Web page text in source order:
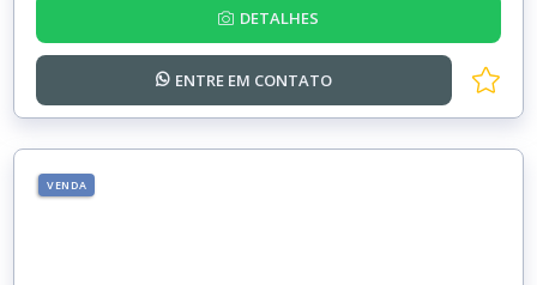
DETALHES
ENTRE EM CONTATO
VENDA